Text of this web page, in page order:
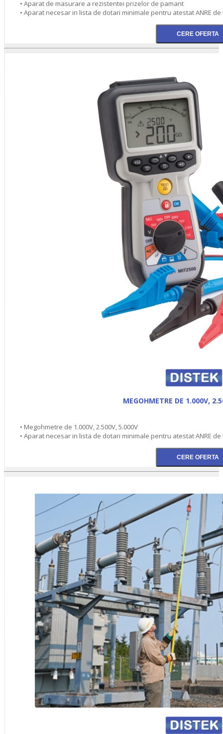
• Aparat de masurare a rezistentei prizelor de pamant
• Aparat necesar in lista de dotari minimale pentru atestat ANRE de
MEGOHMETRE DE 1.000V,
• Megohmetre de 1.000V, 2.500V, 5.000V
• Aparat necesar in lista de dotari minimale pentru atestat ANRE de